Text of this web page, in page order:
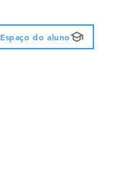
Espaço do aluno